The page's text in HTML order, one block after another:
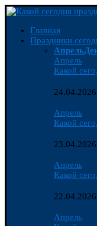
Главная
Праздники
Апрель
Апрель
Какой
24.04.2026
Апрель
Какой
23.04.2026
Апрель
Какой
22.04.2026
Апрель